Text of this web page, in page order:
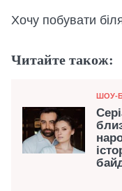
Хочу побувати
Читайте також:
ШОУ-